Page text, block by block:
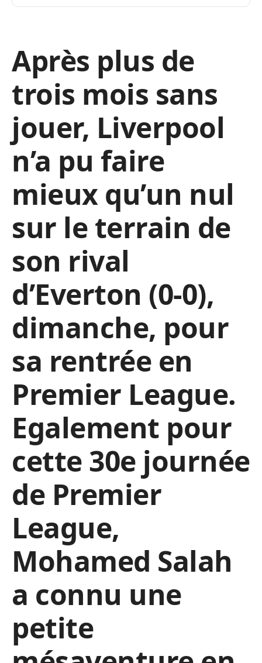
Après plus de
trois mois sans
jouer, Liverpool
n’a pu faire
mieux qu’un nul
sur le terrain de
son rival
d’Everton (0-0),
dimanche, pour
sa rentrée en
Premier League.
Egalement pour
cette 30e journée
de Premier
League,
Mohamed Salah
a connu une
petite